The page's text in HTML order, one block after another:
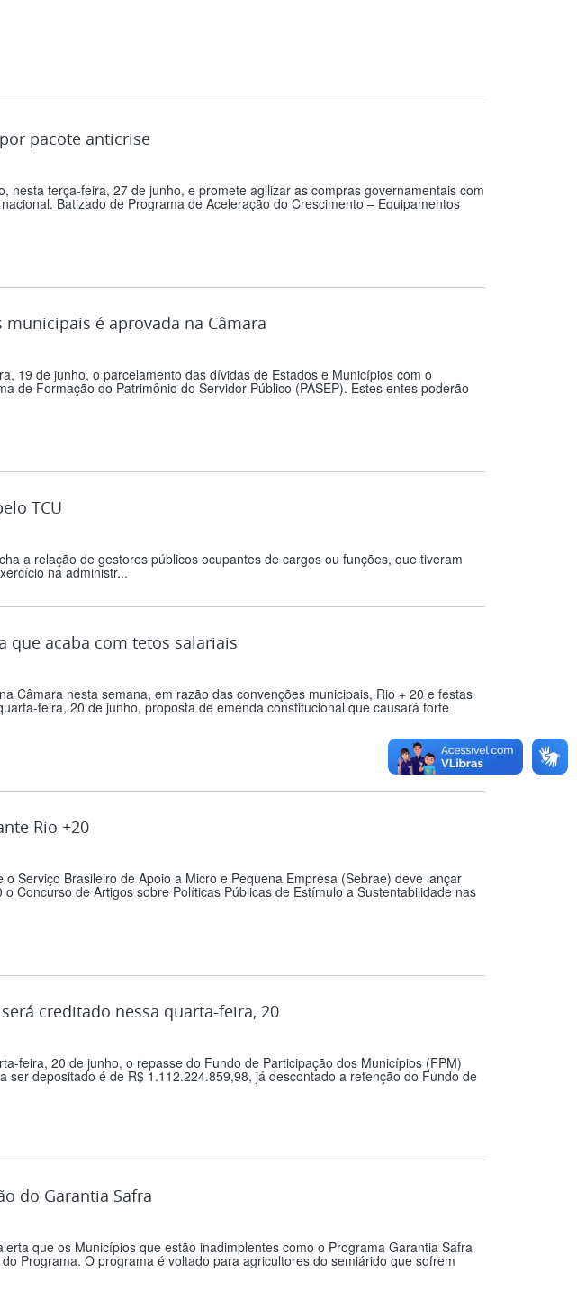
pacote anticrise
nesta terça-feira, 27 de junho, e promete agilizar as compras governamentais com
Batizado de Programa de Aceleração do Crescimento – Equipamentos
é aprovada na Câmara
19 de junho, o parcelamento das dívidas de Estados e Municípios com o
de Formação do Patrimônio do Servidor Público (PASEP). Estes entes poderão
TCU
a relação de gestores públicos ocupantes de cargos ou funções, que tiveram
na administr...
que acaba com tetos salariais
Câmara nesta semana, em razão das convenções municipais, Rio + 20 e festas
feira, 20 de junho, proposta de emenda constitucional que causará forte
Rio +20
Serviço Brasileiro de Apoio a Micro e Pequena Empresa (Sebrae) deve lançar
Concurso de Artigos sobre Políticas Públicas de Estímulo a Sustentabilidade nas
creditado nessa quarta-feira, 20
feira, 20 de junho, o repasse do Fundo de Participação dos Municípios (FPM)
ser depositado é de R$ 1.112.224.859,98, já descontado a retenção do Fundo de
do Garantia Safra
que os Municípios que estão inadimplentes como o Programa Garantia Safra
Programa. O programa é voltado para agricultores do semiárido que sofrem